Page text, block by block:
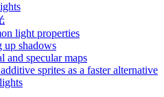
light properties
up shadows
and specular maps
sprites as a faster alternative